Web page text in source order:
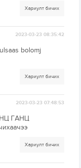
Хариулт бичих
2023-03-23 08:35:42
bolomj
Хариулт бичих
2023-03-23 07:48:53
ГАНЦ
Хариулт бичих